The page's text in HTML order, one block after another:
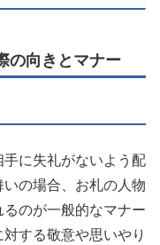
の向きとマナー
に失礼がないよう配
の場合、お札の人物
のが一般的なマナー
する敬意や思いやり